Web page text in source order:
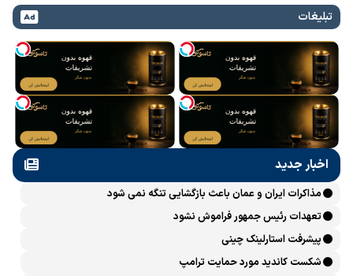
تبلیغات
اخبار جدید
مذاکرات ایران و عمان باعث بازگشایی تنگه نمی شود
تعهدات رئیس جمهور فراموش نشود
پیشرفت ‏استارلینک چینی
شکست کاندید مورد حمایت ترامپ